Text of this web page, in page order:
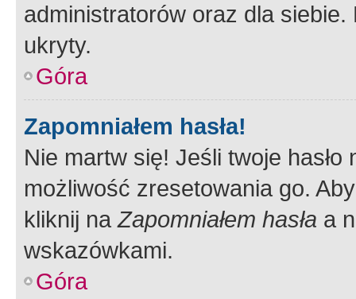
administratorów oraz dla
ukryty.
Góra
Zapomniałem hasła!
Nie martw się! Jeśli twoje
możliwość zresetowania go.
kliknij naZapomniałem hasła a
wskazówkami.
Góra